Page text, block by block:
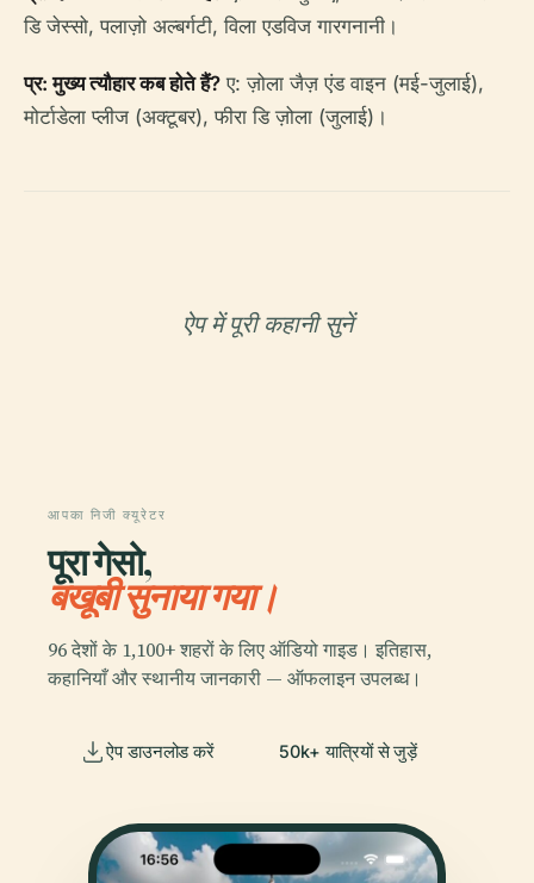
डि जेस्सो, पलाज़ो अल्बर्गटी, विला एडविज गारगनानी।
प्र: मुख्य त्यौहार कब होते हैं? ए: ज़ोला जैज़ एंड वाइन (मई-जुलाई),
मोर्टाडेला प्लीज (अक्टूबर), फीरा डि ज़ोला (जुलाई)।
ऐप में पूरी कहानी सुनें
आपका निजी क्यूरेटर
पूरा गेसो,
बखूबी सुनाया गया।
96 देशों के 1,100+ शहरों के लिए ऑडियो गाइड। इतिहास,
कहानियाँ और स्थानीय जानकारी — ऑफलाइन उपलब्ध।
ऐप डाउनलोड करें 50k+ यात्रियों से जुड़ें